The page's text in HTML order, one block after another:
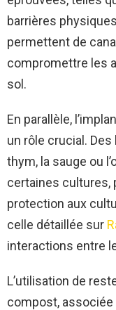
barrières
permettent de
compromettre les
sol.
En parallèle,
un rôle crucial.
thym, la sauge ou
certaines cultures,
protection aux
celle détaillée sur
interactions entre
L’utilisation de
compost, associée